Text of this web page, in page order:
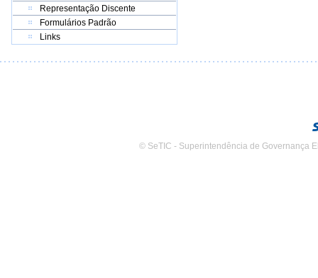
Representação Discente
Formulários Padrão
Links
© SeTIC - Superintendência de Governança